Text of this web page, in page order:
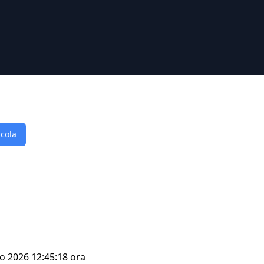
2026 12:45:18 ora